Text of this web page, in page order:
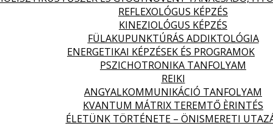
REFLEXOLÓGUS KÉPZÉS
KINEZIOLÓGUS KÉPZÉS
FÜLAKUPUNKTÚRÁS ADDIKTOLÓGIA
ENERGETIKAI KÉPZÉSEK ÉS PROGRAMOK
PSZICHOTRONIKA TANFOLYAM
REIKI
ANGYALKOMMUNIKÁCIÓ TANFOLYAM
KVANTUM MÁTRIX TEREMTŐ ÈRINTÉS
ÉLETÜNK TÖRTÉNETE – ÖNISMERETI